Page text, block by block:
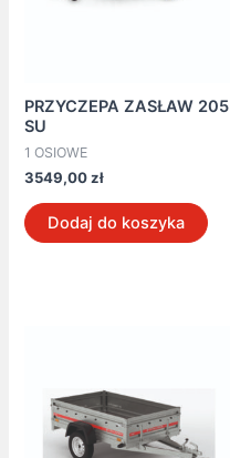
PRZYCZEPA ZASŁAW 205
SU
1 OSIOWE
3549,00zł
Dodaj do koszyka